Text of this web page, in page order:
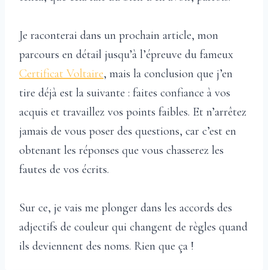
Je raconterai dans un prochain article, mon
parcours en détail jusqu’à l’épreuve du fameux
Certificat Voltaire, mais la conclusion que j’en
tire déjà est la suivante : faites confiance à vos
acquis et travaillez vos points faibles. Et n’arrêtez
jamais de vous poser des questions, car c’est en
obtenant les réponses que vous chasserez les
fautes de vos écrits.
Sur ce, je vais me plonger dans les accords des
adjectifs de couleur qui changent de règles quand
ils deviennent des noms. Rien que ça !